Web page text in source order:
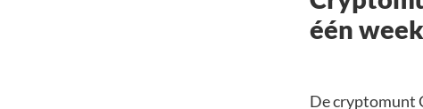
één week
De cryptomunt